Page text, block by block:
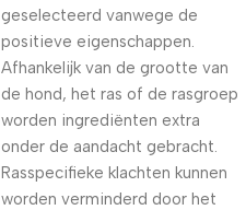
geselecteerd vanwege de
positieve eigenschappen.
Afhankelijk van de grootte van
de hond, het ras of de rasgroep
worden ingrediënten extra
onder de aandacht gebracht.
Rasspecifieke klachten kunnen
worden verminderd door het